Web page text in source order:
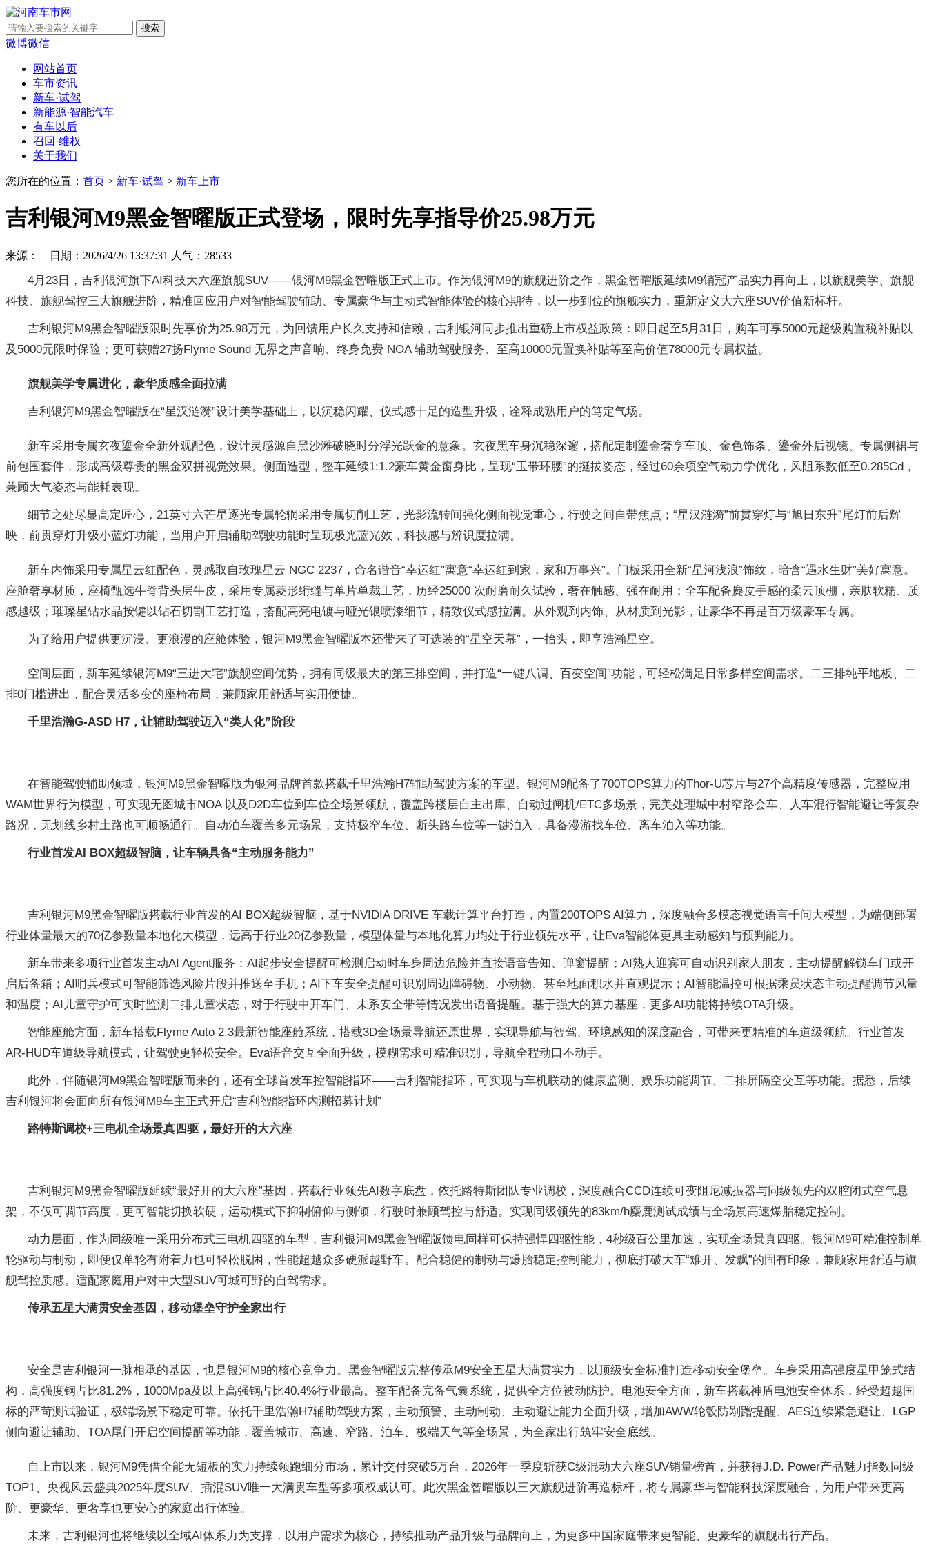
微博微信
网站首页
车市资讯
新车·试驾
新能源·智能汽车
有车以后
召回·维权
关于我们
您所在的位置： 首页 > 新车·试驾 > 新车上市
吉利银河M9黑金智曜版正式登场，限时先享指导价25.98万元
来源： 日期：2026/4/26 13:37:31 人气： 28533
4月23日，吉利银河旗下AI科技大六座旗舰SUV——银河M9黑金智曜版正式上市。作为银河M9的旗舰进阶之作，黑金智曜版延续M9销冠产品实力再向上，以旗舰美学、旗舰
科技、旗舰驾控三大旗舰进阶，精准回应用户对智能驾驶辅助、专属豪华与主动式智能体验的核心期待，以一步到位的旗舰实力，重新定义大六座SUV价值新标杆。
吉利银河M9黑金智曜版限时先享价为25.98万元，为回馈用户长久支持和信赖，吉利银河同步推出重磅上市权益政策：即日起至5月31日，购车可享5000元超级购置税补贴以
及5000元限时保险；更可获赠27扬Flyme Sound 无界之声音响、终身免费 NOA 辅助驾驶服务、至高10000元置换补贴等至高价值78000元专属权益。
旗舰美学专属进化，豪华质感全面拉满
吉利银河M9黑金智曜版在“星汉涟漪”设计美学基础上，以沉稳闪耀、仪式感十足的造型升级，诠释成熟用户的笃定气场。
新车采用专属玄夜鎏金全新外观配色，设计灵感源自黑沙滩破晓时分浮光跃金的意象。玄夜黑车身沉稳深邃，搭配定制鎏金奢享车顶、金色饰条、鎏金外后视镜、专属侧裙与
前包围套件，形成高级尊贵的黑金双拼视觉效果。侧面造型，整车延续1:1.2豪车黄金窗身比，呈现“玉带环腰”的挺拔姿态，经过60余项空气动力学优化，风阻系数低至0.285Cd，
兼顾大气姿态与能耗表现。
细节之处尽显高定匠心，21英寸六芒星逐光专属轮辋采用专属切削工艺，光影流转间强化侧面视觉重心，行驶之间自带焦点；“星汉涟漪”前贯穿灯与“旭日东升”尾灯前后辉
映，前贯穿灯升级小蓝灯功能，当用户开启辅助驾驶功能时呈现极光蓝光效，科技感与辨识度拉满。
新车内饰采用专属星云红配色，灵感取自玫瑰星云 NGC 2237，命名谐音“幸运红”寓意“幸运红到家，家和万事兴”。门板采用全新“星河浅浪”饰纹，暗含“遇水生财”美好寓意。
座舱奢享材质，座椅甄选牛脊背头层牛皮，采用专属菱形绗缝与单片单裁工艺，历经25000 次耐磨耐久试验，奢在触感、强在耐用；全车配备麂皮手感的柔云顶棚，亲肤软糯、质
感越级；璀璨星钻水晶按键以钻石切割工艺打造，搭配高亮电镀与哑光银喷漆细节，精致仪式感拉满。从外观到内饰、从材质到光影，让豪华不再是百万级豪车专属。
为了给用户提供更沉浸、更浪漫的座舱体验，银河M9黑金智曜版本还带来了可选装的“星空天幕”，一抬头，即享浩瀚星空。
空间层面，新车延续银河M9“三进大宅”旗舰空间优势，拥有同级最大的第三排空间，并打造“一键八调、百变空间”功能，可轻松满足日常多样空间需求。二三排纯平地板、二
排0门槛进出，配合灵活多变的座椅布局，兼顾家用舒适与实用便捷。
千里浩瀚G-ASD H7，让辅助驾驶迈入“类人化”阶段
在智能驾驶辅助领域，银河M9黑金智曜版为银河品牌首款搭载千里浩瀚H7辅助驾驶方案的车型。银河M9配备了700TOPS算力的Thor-U芯片与27个高精度传感器，完整应用
WAM世界行为模型，可实现无图城市NOA 以及D2D车位到车位全场景领航，覆盖跨楼层自主出库、自动过闸机/ETC多场景，完美处理城中村窄路会车、人车混行智能避让等复杂
路况，无划线乡村土路也可顺畅通行。自动泊车覆盖多元场景，支持极窄车位、断头路车位等一键泊入，具备漫游找车位、离车泊入等功能。
行业首发AI BOX超级智脑，让车辆具备“主动服务能力”
吉利银河M9黑金智曜版搭载行业首发的AI BOX超级智脑，基于NVIDIA DRIVE 车载计算平台打造，内置200TOPS AI算力，深度融合多模态视觉语言千问大模型，为端侧部署
行业体量最大的70亿参数量本地化大模型，远高于行业20亿参数量，模型体量与本地化算力均处于行业领先水平，让Eva智能体更具主动感知与预判能力。
新车带来多项行业首发主动AI Agent服务：AI起步安全提醒可检测启动时车身周边危险并直接语音告知、弹窗提醒；AI熟人迎宾可自动识别家人朋友，主动提醒解锁车门或开
启后备箱；AI哨兵模式可智能筛选风险片段并推送至手机；AI下车安全提醒可识别周边障碍物、小动物、甚至地面积水并直观提示；AI智能温控可根据乘员状态主动提醒调节风量
和温度；AI儿童守护可实时监测二排儿童状态，对于行驶中开车门、未系安全带等情况发出语音提醒。基于强大的算力基座，更多AI功能将持续OTA升级。
智能座舱方面，新车搭载Flyme Auto 2.3最新智能座舱系统，搭载3D全场景导航还原世界，实现导航与智驾、环境感知的深度融合，可带来更精准的车道级领航。行业首发
AR-HUD车道级导航模式，让驾驶更轻松安全。Eva语音交互全面升级，模糊需求可精准识别，导航全程动口不动手。
此外，伴随银河M9黑金智曜版而来的，还有全球首发车控智能指环——吉利智能指环，可实现与车机联动的健康监测、娱乐功能调节、二排屏隔空交互等功能。据悉，后续
吉利银河将会面向所有银河M9车主正式开启“吉利智能指环内测招募计划”
路特斯调校+三电机全场景真四驱，最好开的大六座
吉利银河M9黑金智曜版延续“最好开的大六座”基因，搭载行业领先AI数字底盘，依托路特斯团队专业调校，深度融合CCD连续可变阻尼减振器与同级领先的双腔闭式空气悬
架，不仅可调节高度，更可智能切换软硬，运动模式下抑制俯仰与侧倾，行驶时兼顾驾控与舒适。实现同级领先的83km/h麋鹿测试成绩与全场景高速爆胎稳定控制。
动力层面，作为同级唯一采用分布式三电机四驱的车型，吉利银河M9黑金智曜版馈电同样可保持强悍四驱性能，4秒级百公里加速，实现全场景真四驱。银河M9可精准控制单
轮驱动与制动，即便仅单轮有附着力也可轻松脱困，性能超越众多硬派越野车。配合稳健的制动与爆胎稳定控制能力，彻底打破大车“难开、发飘”的固有印象，兼顾家用舒适与旗
舰驾控质感。适配家庭用户对中大型SUV可城可野的自驾需求。
传承五星大满贯安全基因，移动堡垒守护全家出行
安全是吉利银河一脉相承的基因，也是银河M9的核心竞争力。黑金智曜版完整传承M9安全五星大满贯实力，以顶级安全标准打造移动安全堡垒。车身采用高强度星甲笼式结
构，高强度钢占比81.2%，1000Mpa及以上高强钢占比40.4%行业最高。整车配备完备气囊系统，提供全方位被动防护。电池安全方面，新车搭载神盾电池安全体系，经受超越国
标的严苛测试验证，极端场景下稳定可靠。依托千里浩瀚H7辅助驾驶方案，主动预警、主动制动、主动避让能力全面升级，增加AWW轮毂防剐蹭提醒、AES连续紧急避让、LGP
侧向避让辅助、TOA尾门开启空间提醒等功能，覆盖城市、高速、窄路、泊车、极端天气等全场景，为全家出行筑牢安全底线。
自上市以来，银河M9凭借全能无短板的实力持续领跑细分市场，累计交付突破5万台，2026年一季度斩获C级混动大六座SUV销量榜首，并获得J.D. Power产品魅力指数同级
TOP1、央视风云盛典2025年度SUV、插混SUV唯一大满贯车型等多项权威认可。此次黑金智曜版以三大旗舰进阶再造标杆，将专属豪华与智能科技深度融合，为用户带来更高
阶、更豪华、更奢享也更安心的家庭出行体验。
未来，吉利银河也将继续以全域AI体系力为支撑，以用户需求为核心，持续推动产品升级与品牌向上，为更多中国家庭带来更智能、更豪华的旗舰出行产品。